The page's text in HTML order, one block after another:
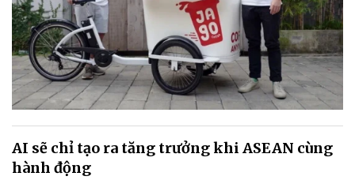
AI sẽ chỉ tạo ra tăng trưởng khi ASEAN cùng
hành động